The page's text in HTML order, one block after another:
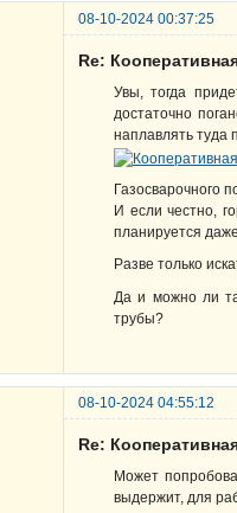
08-10-2024 00:37:25
Re:
Увы, тогда
достаточно
наплавлять туда
Газосварочного
И если честно,
планируется
Разве только
Да и можно ли
трубы?
08-10-2024 04:55:12
Re:
Может
выдержит, для